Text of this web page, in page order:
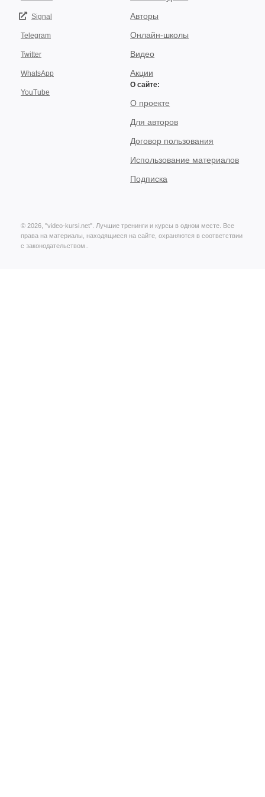
Signal
Telegram
Twitter
WhatsApp
YouTube
Авторы
Онлайн-школы
Видео
Акции
О сайте:
О проекте
Для авторов
Договор пользования
Использование материалов
Подписка
© 2026, "video-kursi.net". Лучшие тренинги и курсы в одном месте. Все
права на материалы, находящиеся на сайте, охраняются в соответствии
с законодательством..